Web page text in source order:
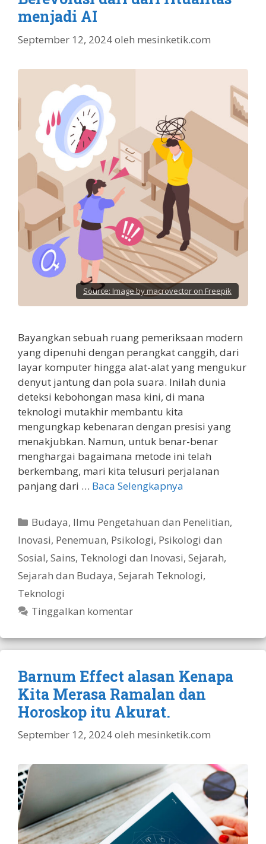
menjadi AI
September 12, 2024oleh mesinketik.com
Source: Image by macrovector on Freepik
Bayangkan sebuah ruang pemeriksaan modern
yang dipenuhi dengan perangkat canggih, dari
layar komputer hingga alat-alat yang mengukur
denyut jantung dan pola suara. Inilah dunia
deteksi kebohongan masa kini, di mana
teknologi mutakhir membantu kita
mengungkap kebenaran dengan presisi yang
menakjubkan. Namun, untuk benar-benar
menghargai bagaimana metode ini telah
berkembang, mari kita telusuri perjalanan
panjang dari … Baca Selengkapnya
Kategori
Budaya, Ilmu Pengetahuan dan Penelitian,
Inovasi, Penemuan, Psikologi, Psikologi dan
Sosial, Sains, Teknologi dan Inovasi, Sejarah,
Sejarah dan Budaya, Sejarah Teknologi,
Teknologi
Tinggalkan komentar
Barnum Effect alasan Kenapa
Kita Merasa Ramalan dan
Horoskop itu Akurat.
September 12, 2024oleh mesinketik.com